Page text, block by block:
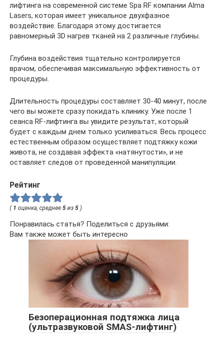
лифтинга на современной системе Spa RF компании Alma
Lasers, которая имеет уникальное двухфазное
воздействие. Благодаря этому достигается
равномерный 3D нагрев тканей на 2 различные глубины.
Глубина воздействия тщательно контролируется
врачом, обеспечивая максимальную эффективность от
процедуры.
Длительность процедуры составляет 30-40 минут, после
чего вы можете сразу покидать клинику. Уже после 1
сеанса RF-лифтинга вы увидите результат, который
будет с каждым днем только усиливаться. Весь процесс
естественным образом осуществляет подтяжку кожи
живота, не создавая эффекта «натянутости», и не
оставляет следов от проведенной манипуляции.
Рейтинг
( 1 оценка, среднее 5 из 5 )
Понравилась статья? Поделиться с друзьями:
Вам также может быть интересно
Безоперационная подтяжка лица
(ультразвуковой SMAS-лифтинг)